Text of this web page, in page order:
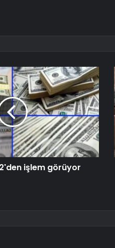
işlem görüyor